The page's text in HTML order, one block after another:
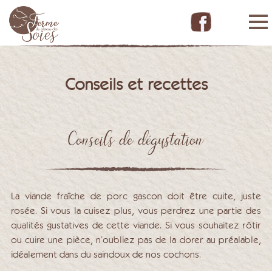
Nos porcs Gascons
Nos vaches Highland
Pause à la ferme
Conseils et recettes
Conseils de dégustation
La viande fraîche de porc gascon doit être cuite, juste
rosée. Si vous la cuisez plus, vous perdrez une partie des
qualités gustatives de cette viande. Si vous souhaitez rôtir
ou cuire une pièce, n’oubliez pas de la dorer au préalable,
idéalement dans du saindoux de nos cochons.